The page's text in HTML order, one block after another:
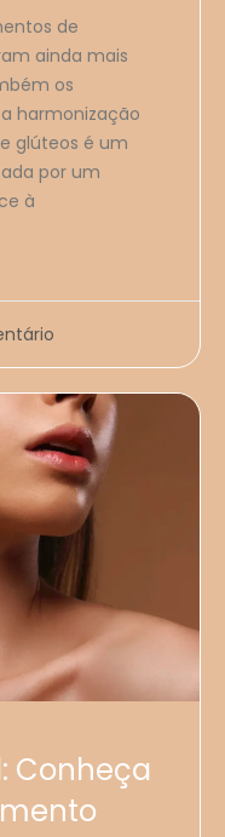
de
ainda mais
os
harmonização
glúteos é um
por um
à
Conheça